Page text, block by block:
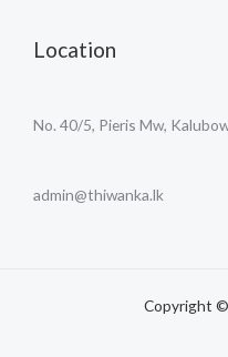
Location
No. 40/5, Pieris Mw,
admin@thiwanka.lk
Copyright